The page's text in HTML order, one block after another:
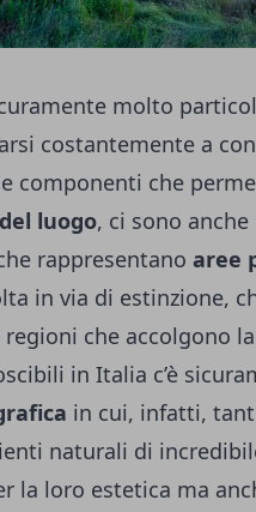
molto
costantemente a
componenti che
luogo, ci sono anche
rappresentano aree
in via di estinzione,
che accolgono
in Italia c’è
in cui, infatti,
naturali di
la loro estetica ma